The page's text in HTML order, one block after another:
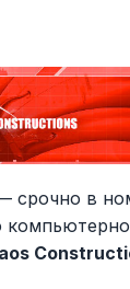
срочно в